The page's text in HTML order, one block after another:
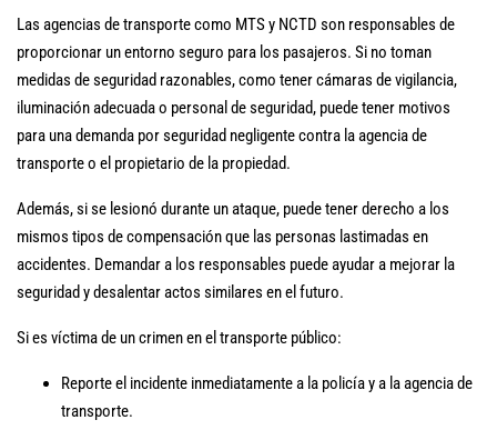
Las agencias de transporte como MTS y NCTD son responsables de
proporcionar un entorno seguro para los pasajeros. Si no toman
medidas de seguridad razonables, como tener cámaras de vigilancia,
iluminación adecuada o personal de seguridad, puede tener motivos
para una demanda por seguridad negligente contra la agencia de
transporte o el propietario de la propiedad.
Además, si se lesionó durante un ataque, puede tener derecho a los
mismos tipos de compensación que las personas lastimadas en
accidentes. Demandar a los responsables puede ayudar a mejorar la
seguridad y desalentar actos similares en el futuro.
Si es víctima de un crimen en el transporte público:
Reporte el incidente inmediatamente a la policía y a la agencia de
transporte.